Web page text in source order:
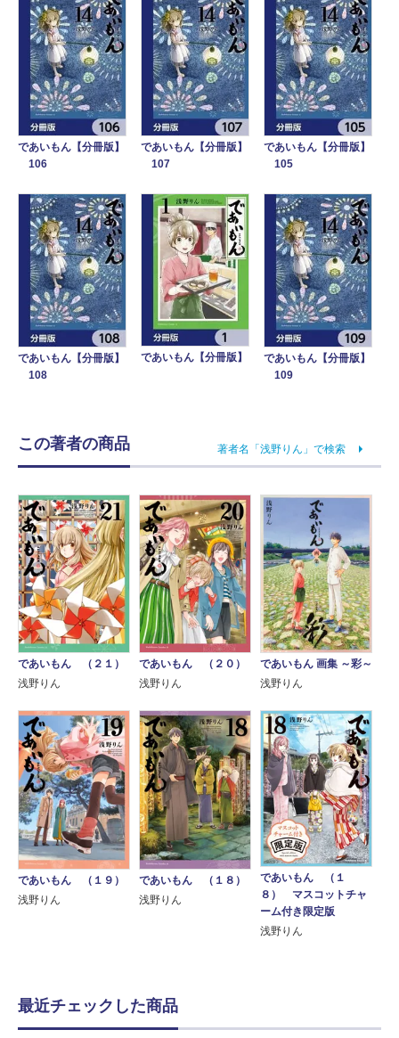
であいもん【分冊版】
106
であいもん【分冊版】
107
であいもん【分冊版】
105
であいもん【分冊版】
108
であいもん【分冊版】
であいもん【分冊版】
109
この著者の商品 著者名「浅野りん」で検索
であいもん （２１）
浅野りん
であいもん （２０）
浅野りん
であいもん 画集 ～彩～
浅野りん
であいもん （１９）
浅野りん
であいもん （１８）
浅野りん
であいもん （１
８） マスコットチャ
ーム付き限定版
浅野りん
最近チェックした商品